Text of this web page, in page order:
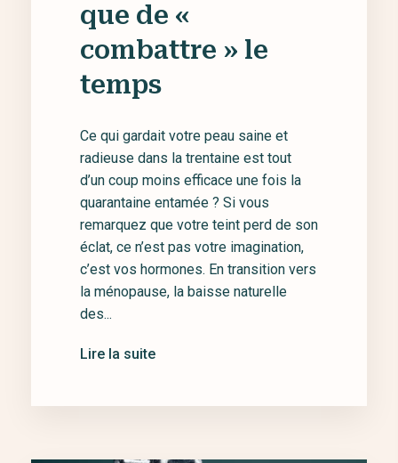
que de «
combattre » le
temps
Ce qui gardait votre peau saine et
radieuse dans la trentaine est tout
d’un coup moins efficace une fois la
quarantaine entamée ? Si vous
remarquez que votre teint perd de son
éclat, ce n’est pas votre imagination,
c’est vos hormones. En transition vers
la ménopause, la baisse naturelle
des...
Lire la suite